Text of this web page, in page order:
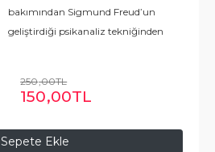
Sepete Ekle
bakımından Sigmund Freud’un
geliştirdiği psikanaliz tekniğinden
geliştirdiği kuramla pek çok
250,00TL
150,00TL